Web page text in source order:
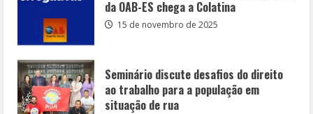
da OAB-ES chega a Colatina
15 de novembro de 2025
Seminário discute desafios do direito
ao trabalho para a população em
situação de rua